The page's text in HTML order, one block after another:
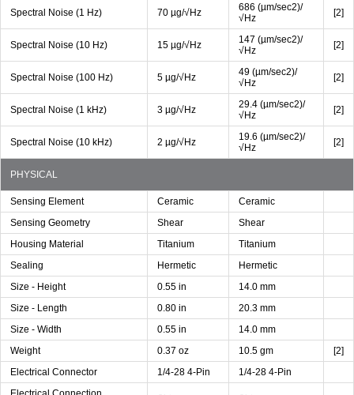
Spectral Noise (1 Hz) 70 µg/√Hz
686 (µm/sec2)/
√Hz
[2]
Spectral Noise (10 Hz) 15 µg/√Hz
147 (µm/sec2)/
√Hz
[2]
Spectral Noise (100 Hz) 5 µg/√Hz
49 (µm/sec2)/
√Hz
[2]
Spectral Noise (1 kHz) 3 µg/√Hz
29.4 (µm/sec2)/
√Hz
[2]
Spectral Noise (10 kHz) 2 µg/√Hz
19.6 (µm/sec2)/
√Hz
[2]
PHYSICAL
Sensing Element Ceramic
Ceramic
Sensing Geometry
Shear
Shear
Housing Material
Titanium
Titanium
Sealing
Hermetic
Hermetic
Size - Height
0.55 in
14.0 mm
Size - Length
0.80 in
20.3 mm
Size - Width
0.55 in
14.0 mm
Weight
0.37 oz 10.5 gm
[2]
Electrical Connector
1/4-28 4-Pin
1/4-28 4-Pin